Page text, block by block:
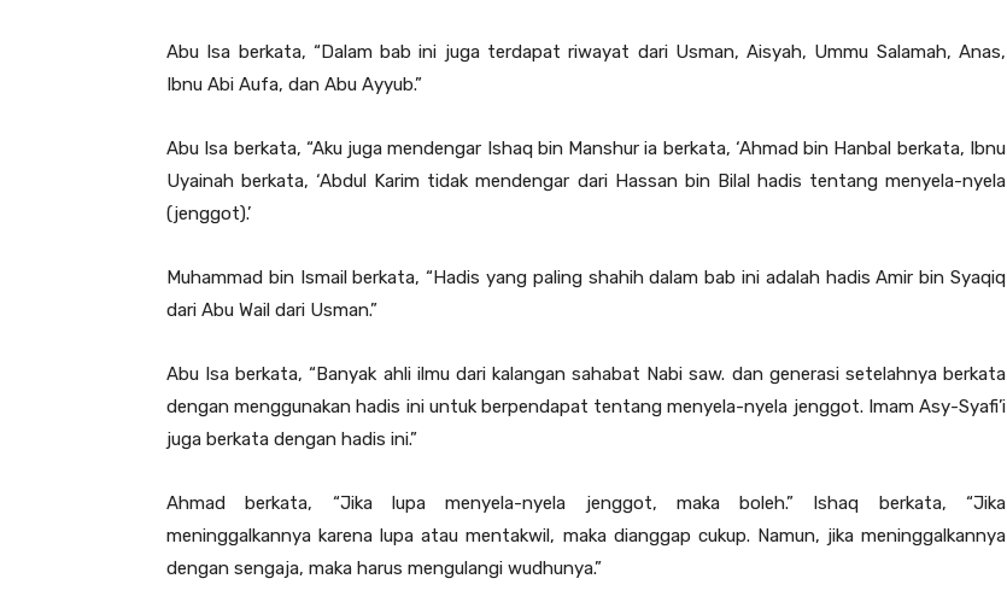
Abu Isa berkata, “Dalam bab ini juga terdapat riwayat dari Usman, Aisyah, Ummu Salamah, Anas,
Ibnu Abi Aufa, dan Abu Ayyub.”
Abu Isa berkata, “Aku juga mendengar Ishaq bin Manshur ia berkata, ‘Ahmad bin Hanbal berkata, Ibnu
Uyainah berkata, ‘Abdul Karim tidak mendengar dari Hassan bin Bilal hadis tentang menyela-nyela
(jenggot).’
Muhammad bin Ismail berkata, “Hadis yang paling shahih dalam bab ini adalah hadis Amir bin Syaqiq
dari Abu Wail dari Usman.”
Abu Isa berkata, “Banyak ahli ilmu dari kalangan sahabat Nabi saw. dan generasi setelahnya berkata
dengan menggunakan hadis ini untuk berpendapat tentang menyela-nyela jenggot. Imam Asy-Syafi’i
juga berkata dengan hadis ini.”
Ahmad berkata, “Jika lupa menyela-nyela jenggot, maka boleh.” Ishaq berkata, “Jika
meninggalkannya karena lupa atau mentakwil, maka dianggap cukup. Namun, jika meninggalkannya
dengan sengaja, maka harus mengulangi wudhunya.”